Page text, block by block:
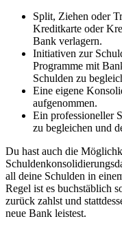
Split, Ziehen oder
Kreditkarte oder
Bank verlagern.
Initiativen zur
Programme mit
Schulden zu
Eine eigene
aufgenommen.
Ein professioneller
zu begleichen und
Du hast auch die
all deine Schulden in
Regel ist es buchstäblich
zurück zahlst und
neue Bank leistest.